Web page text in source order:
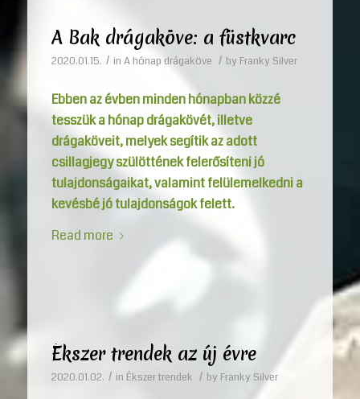
A Bak drágaköve: a füstkvarc
2020.01.15. / in A hónap drágaköve / by Franky Silver
Ebben az évben minden hónapban közzé
tesszük a hónap drágakövét, illetve
drágaköveit, melyek segítik az adott
csillagjegy szülöttének felerősíteni jó
tulajdonságaikat, valamint felülemelkedni a
kevésbé jó tulajdonságok felett.
Read more
Ékszer trendek az új évre
2020.01.02. / in Ékszer trendek / by Franky Silver